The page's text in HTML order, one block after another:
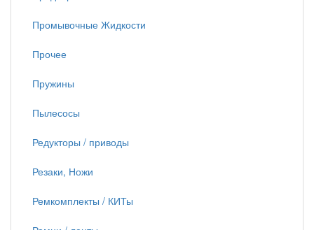
Промывочные Жидкости
Прочее
Пружины
Пылесосы
Редукторы / приводы
Резаки, Ножи
Ремкомплекты / КИТы